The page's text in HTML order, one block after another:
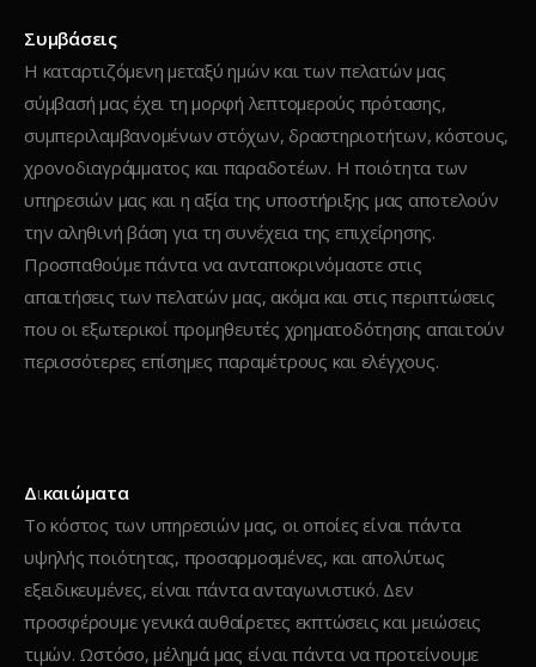
Συμβάσεις
Η καταρτιζόμενη μεταξύ ημών και των πελατών μας
σύμβασή μας έχει τη μορφή λεπτομερούς πρότασης,
συμπεριλαμβανομένων στόχων, δραστηριοτήτων, κόστους,
χρονοδιαγράμματος και παραδοτέων. Η ποιότητα των
υπηρεσιών μας και η αξία της υποστήριξης μας αποτελούν
την αληθινή βάση για τη συνέχεια της επιχείρησης.
Προσπαθούμε πάντα να ανταποκρινόμαστε στις
απαιτήσεις των πελατών μας, ακόμα και στις περιπτώσεις
που οι εξωτερικοί προμηθευτές χρηματοδότησης απαιτούν
περισσότερες επίσημες παραμέτρους και ελέγχους.
Δικαιώματα
Το κόστος των υπηρεσιών μας, οι οποίες είναι πάντα
υψηλής ποιότητας, προσαρμοσμένες, και απολύτως
εξειδικευμένες, είναι πάντα ανταγωνιστικό. Δεν
προσφέρουμε γενικά αυθαίρετες εκπτώσεις και μειώσεις
τιμών. Ωστόσο, μέλημά μας είναι πάντα να προτείνουμε